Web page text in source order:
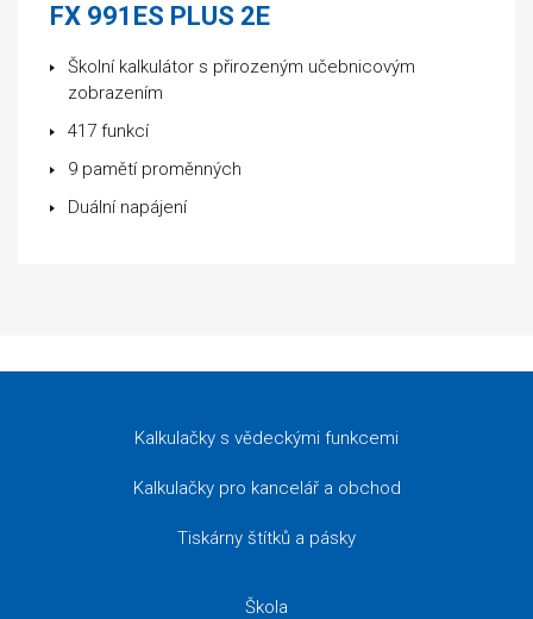
FX 991ES PLUS 2E
Školní kalkulátor s přirozeným učebnicovým
zobrazením
417 funkcí
9 pamětí proměnných
Duální napájení
Kalkulačky s vědeckými funkcemi
Kalkulačky pro kancelář a obchod
Tiskárny štítků a pásky
Škola